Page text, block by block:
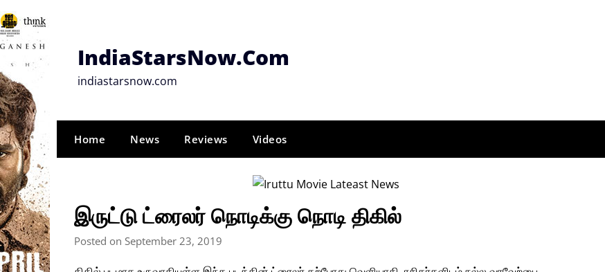
Skip
to
content
IndiaStarsNow.Com
indiastarsnow.com
Home News Reviews Videos
இருட்டு ட்ரைலர் நொடிக்கு நொடி திகில்
Posted on September 23, 2019